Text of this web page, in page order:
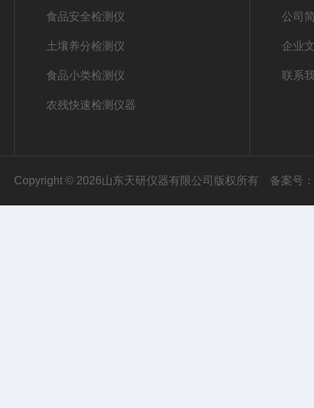
食品安全检测仪
土壤养分检测仪
食品小类检测仪
农残快速检测仪器
公司
企业
联系
Copyright © 2026山东天研仪器有限公司版权所有 备案号